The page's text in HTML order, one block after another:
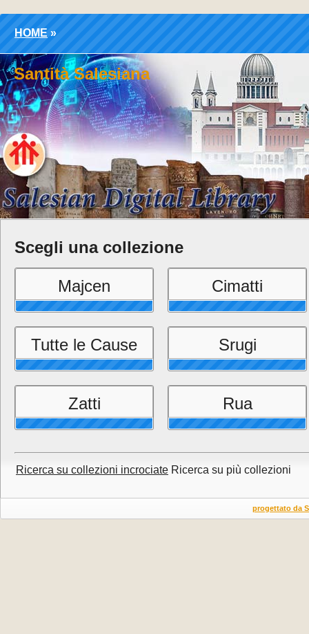
HOME»
Santità Salesiana
Scegli una collezione
Majcen Cimatti
Tutte le Cause Srugi
Zatti Rua
Ricerca su collezioni incrociate Ricerca su più collezioni
progettato da